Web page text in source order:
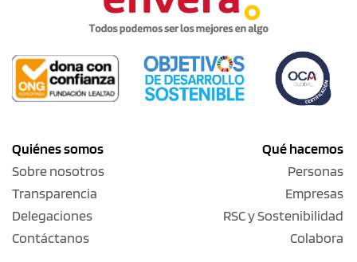
Quiénes somos
Sobre nosotros
Transparencia
Delegaciones
Contáctanos
Qué hacemos
Personas
Empresas
RSC y Sostenibilidad
Colabora